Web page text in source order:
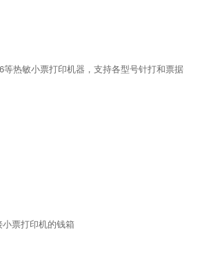
等热敏小票打印机器，支持各型号针打和票据
票打印机的钱箱